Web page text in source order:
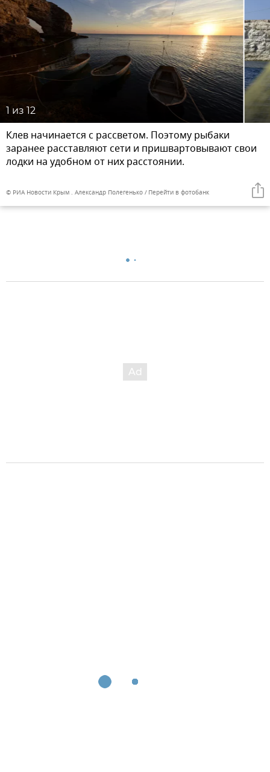
1 из 12
Клев начинается с рассветом. Поэтому рыбаки
заранее расставляют сети и пришвартовывают свои
лодки на удобном от них расстоянии.
© РИА Новости Крым . Александр Полегенько Перейти в фотобанк